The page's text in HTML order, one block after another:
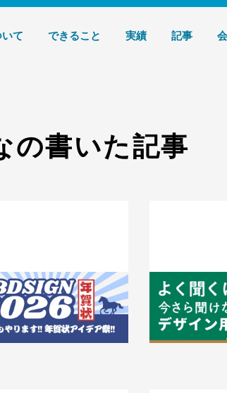
株式会社T3デザイン
て できること 実績 記事
の書いた記事
デザインの年賀状作り！
T3のコト
よく聞くけど今
業界用語集
2024.03.13 知識 /